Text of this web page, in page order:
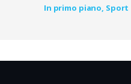
In primo piano, Sport